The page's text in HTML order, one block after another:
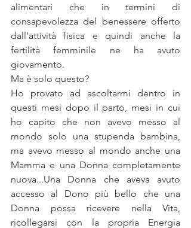
alimentari che in termini di
consapevolezza del benessere offerto
dall'attività fisica e quindi anche la
fertilità femminile ne ha avuto
giovamento.
Ma è solo questo?
Ho provato ad ascoltarmi dentro in
questi mesi dopo il parto, mesi in cui
ho capito che non avevo messo al
mondo solo una stupenda bambina,
ma avevo messo al mondo anche una
Mamma e una Donna completamente
nuova...Una Donna che aveva avuto
accesso al Dono più bello che una
Donna possa ricevere nella Vita,
ricollegarsi con la propria Energia